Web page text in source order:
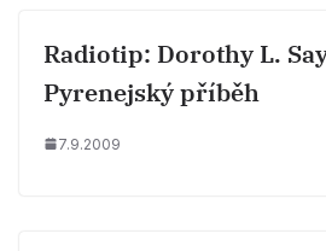
Radiotip: Dorothy L.
Pyrenejský příběh
7.9.2009